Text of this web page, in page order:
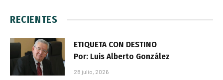
RECIENTES
ETIQUETA CON DESTINO
Por: Luis Alberto González
28 julio, 2026